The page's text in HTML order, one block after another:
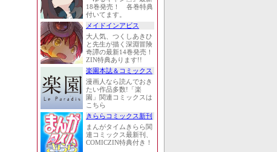
18巻発売！ 各巻特典
付いてます。
メイドインアビス
大人気、つくしあきひ
と先生が描く深淵冒険
奇譚の最新14巻発売！
ZIN特典あります!!
楽園本誌＆コミックス
漫画人なら読んでおき
たい作品多数!「楽
園」関連コミックスは
こちら
きららコミックス新刊
まんがタイムきらら関
連コミックス最新刊、
COMICZIN特典付き！